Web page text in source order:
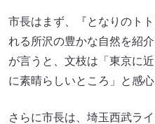
市長はまず、『となりのト
れる所沢の豊かな自然を紹
が言うと、文枝は「東京に
に素晴らしいところ」と感心
さらに市長は、埼玉西武ラ